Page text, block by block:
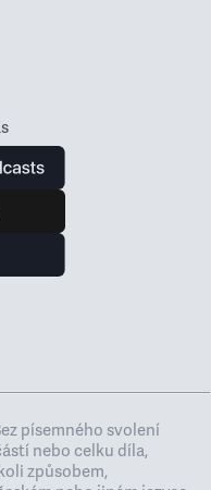
písemného svolení
nebo celku díla,
způsobem,